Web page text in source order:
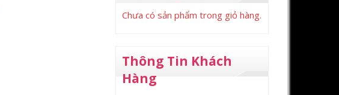
Chưa có sản phẩm trong giỏ hàng.
Thông Tin Khách
Hàng